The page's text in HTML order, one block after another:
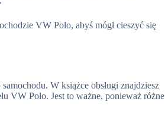
VW Polo, abyś mógł cieszyć się
W książce obsługi znajdziesz
VW Polo. Jest to ważne, ponieważ różne